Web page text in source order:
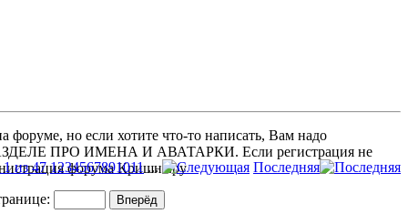
но если хотите что-то написать, Вам надо
РАЗДЕЛЕ ПРО ИМЕНА И АВАТАРКИ. Если регистрация не
форума Кришна.ру
из 47 1234567891011 ... Последняя